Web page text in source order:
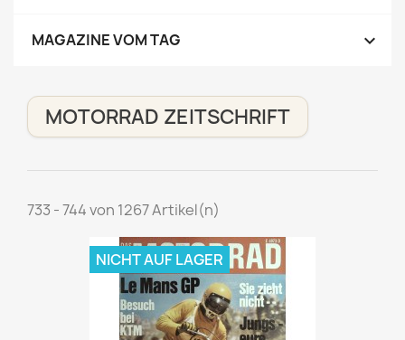
MAGAZINE VOM TAG 
MOTORRAD ZEITSCHRIFT
733 - 744 von 1267 Artikel(n)
NICHT AUF LAGER